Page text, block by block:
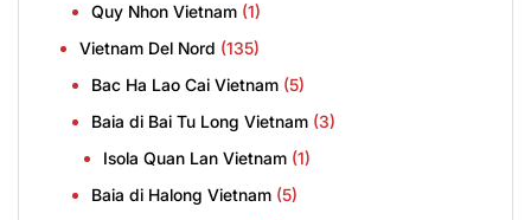
Quy Nhon Vietnam (1)
Vietnam Del Nord (135)
Bac Ha Lao Cai Vietnam (5)
Baia di Bai Tu Long Vietnam (3)
Isola Quan Lan Vietnam (1)
Baia di Halong Vietnam (5)